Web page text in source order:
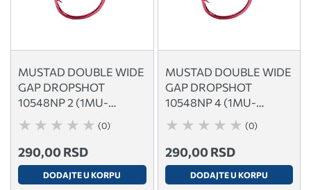
MUSTAD DOUBLE WIDE
GAP DROPSHOT
10548NP 2 (1MU-
10548NP-BN-2)
(0)
290,00 RSD
DODAJTE U KORPU
MUSTAD DOUBLE WIDE
GAP DROPSHOT
10548NP 4 (1MU-
10548NP-BN-4)
(0)
290,00 RSD
DODAJTE U KORPU